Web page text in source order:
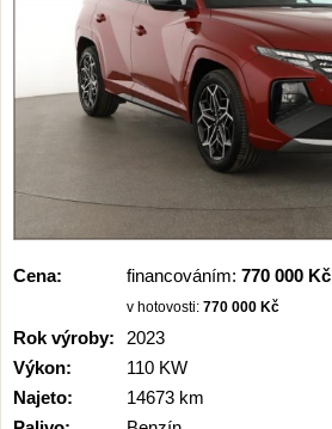
Cena: financováním: 770 000 Kč
v hotovosti: 770 000 Kč
Rok výroby:
2023
Výkon:
110 KW
Najeto:
14673 km